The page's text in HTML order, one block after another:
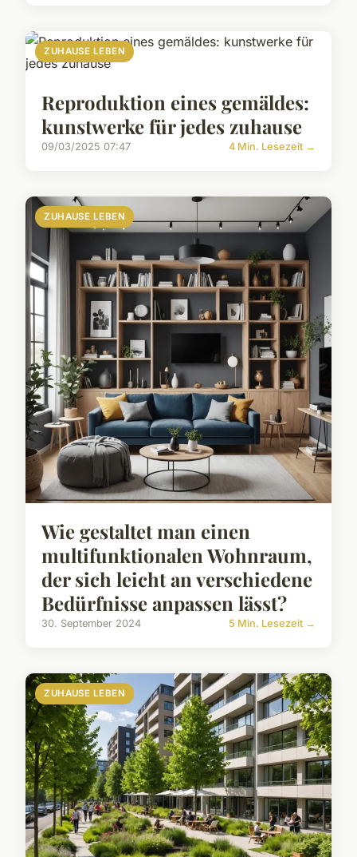
ZUHAUSE LEBEN
Reproduktion eines gemäldes:
kunstwerke für jedes zuhause
09/03/2025 07:47 4 Min. Lesezeit →
ZUHAUSE LEBEN
Wie gestaltet man einen
multifunktionalen Wohnraum,
der sich leicht an verschiedene
Bedürfnisse anpassen lässt?
30. September 2024 5 Min. Lesezeit →
ZUHAUSE LEBEN